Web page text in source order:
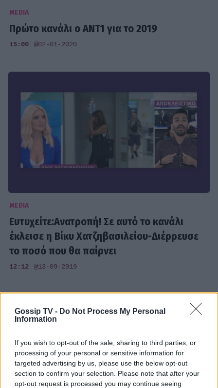
Gossip TV - Do Not Process My Personal
Information
If you wish to opt-out of the sale, sharing to third parties, or
processing of your personal or sensitive information for
targeted advertising by us, please use the below opt-out
section to confirm your selection. Please note that after your
opt-out request is processed you may continue seeing
MEDIA
Πρώτο κανάλι ο ANT1 για το 2019
15:00 @02-01-2020
MEDIA
Ευτυχείτε:Ανατροπή! Σε αυτό το κανάλι
έκλεισε η Βίκυ Χατζηβασιλείου-Διέρρευσε
το ποσό που θα παίρνει
12:12 @13-09-2019